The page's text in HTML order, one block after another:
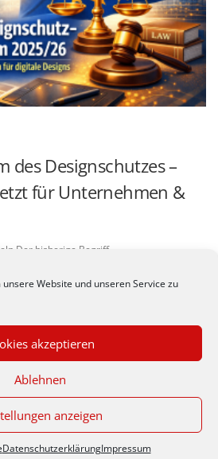
Website und unseren Service zu
akzeptieren
Ablehnen
anzeigen
DatenschutzerklärungImpressum
des Designschutzes –
für Unternehmen &
Der bisherige Begriff
– insbesondere für kleine und
-Impressum|Datenschutzerkärung
Kornwestheim (Germany), Telefon
07154 / 185961
der Seite stimmst du der
von Cookies
Datenschutzerklärung
Akzeptieren